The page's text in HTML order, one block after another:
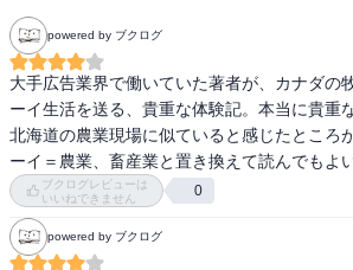
powered by ブクログ
大手広告業界で働いていた著者が、カナダの
ーイ生活を送る、貴重な体験記。本当に貴重
北海道の農業現場に似ていると感じたところ
ーイ＝農業、畜産業と置き換えて読んでもよ
ブクログレビューは
いいねできません
0
powered by ブクログ